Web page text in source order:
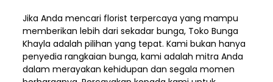
Jika Anda mencari florist terpercaya yang mampu
memberikan lebih dari sekadar bunga, Toko Bunga
Khayla adalah pilihan yang tepat. Kami bukan hanya
penyedia rangkaian bunga, kami adalah mitra Anda
dalam merayakan kehidupan dan segala momen